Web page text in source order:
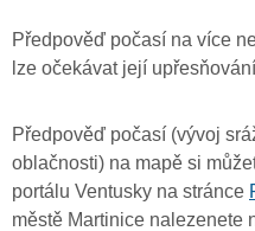
Předpověď počasí na více
lze očekávat její
Předpověď počasí (vývoj
oblačnosti) na mapě si
portálu Ventusky na stránce
městě Martinice nalezenete